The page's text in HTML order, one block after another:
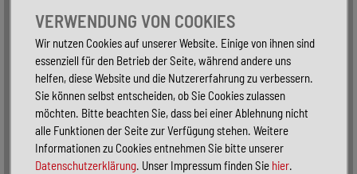
VERWENDUNG VON COOKIES
Wir nutzen Cookies auf unserer Website. Einige von ihnen sind
essenziell für den Betrieb der Seite, während andere uns
helfen, diese Website und die Nutzererfahrung zu verbessern.
Sie können selbst entscheiden, ob Sie Cookies zulassen
möchten. Bitte beachten Sie, dass bei einer Ablehnung nicht
alle Funktionen der Seite zur Verfügung stehen. Weitere
Informationen zu Cookies entnehmen Sie bitte unserer
Datenschutzerklärung. Unser Impressum finden Sie hier.